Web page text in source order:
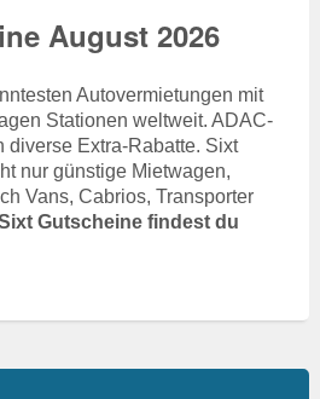
August 2026
Autovermietungen mit
Stationen weltweit. ADAC-
diverse Extra-Rabatte. Sixt
nur günstige Mietwagen,
Vans, Cabrios, Transporter
Gutscheine findest du